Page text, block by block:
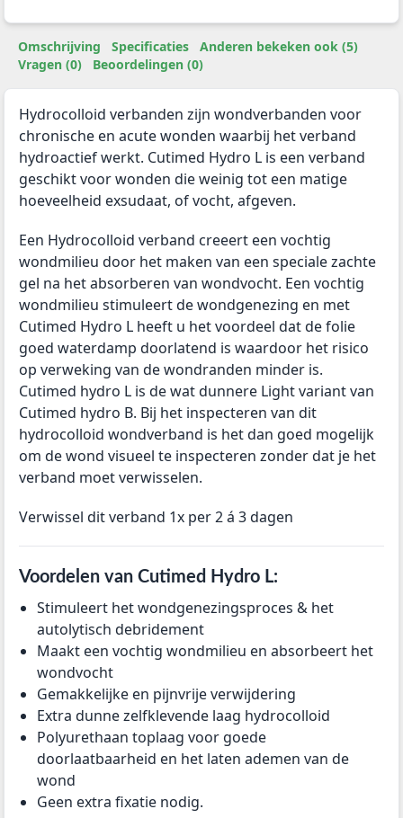
Omschrijving Specificaties
Anderen bekeken ook (5)
Vragen (0)
Beoordelingen (0)
Hydrocolloid verbanden zijn wondverbanden voor
chronische en acute wonden waarbij het verband
hydroactief werkt. Cutimed Hydro L is een verband
geschikt voor wonden die weinig tot een matige
hoeveelheid exsudaat, of vocht, afgeven.
Een Hydrocolloid verband creeert een vochtig
wondmilieu door het maken van een speciale zachte
gel na het absorberen van wondvocht. Een vochtig
wondmilieu stimuleert de wondgenezing en met
Cutimed Hydro L heeft u het voordeel dat de folie
goed waterdamp doorlatend is waardoor het risico
op verweking van de wondranden minder is.
Cutimed hydro L is de wat dunnere Light variant van
Cutimed hydro B. Bij het inspecteren van dit
hydrocolloid wondverband is het dan goed mogelijk
om de wond visueel te inspecteren zonder dat je het
verband moet verwisselen.
Verwissel dit verband 1x per 2 á 3 dagen
Voordelen van Cutimed Hydro L:
Stimuleert het wondgenezingsproces & het
autolytisch debridement
Maakt een vochtig wondmilieu en absorbeert het
wondvocht
Gemakkelijke en pijnvrije verwijdering
Extra dunne zelfklevende laag hydrocolloid
Polyurethaan toplaag voor goede
doorlaatbaarheid en het laten ademen van de
wond
Geen extra fixatie nodig.